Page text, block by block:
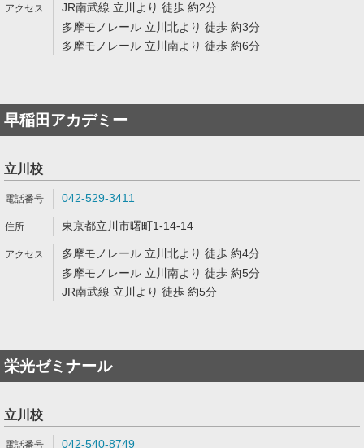
JR南武線 立川より 徒歩 約2分
多摩モノレール 立川北より 徒歩 約3分
多摩モノレール 立川南より 徒歩 約6分
早稲田アカデミー
立川校
042-529-3411
東京都立川市曙町1-14-14
多摩モノレール 立川北より 徒歩 約4分
多摩モノレール 立川南より 徒歩 約5分
JR南武線 立川より 徒歩 約5分
栄光ゼミナール
立川校
042-540-8749